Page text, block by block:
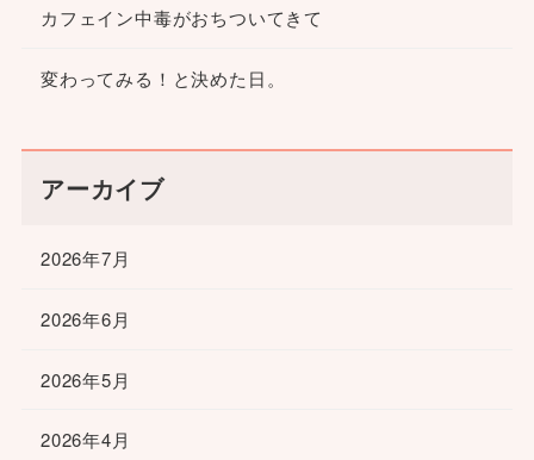
カフェイン中毒がおちついてきて
変わってみる！と決めた日。
アーカイブ
2026年7月
2026年6月
2026年5月
2026年4月